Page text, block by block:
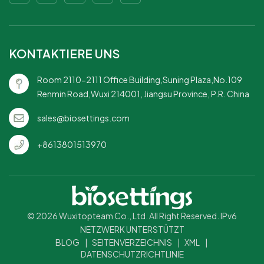
erneuerbaren
KONTAKTIERE UNS
Room 2110-2111 Office Building,Suning Plaza,No.109
Renmin Road,Wuxi 214001, Jiangsu Province, P.R. China
sales@biosettings.com
+8613801513970
© 2026 Wuxitopteam Co., Ltd. All Right Reserved. IPv6
NETZWERK UNTERSTÜTZT
BLOG
SEITENVERZEICHNIS XML
DATENSCHUTZRICHTLINIE